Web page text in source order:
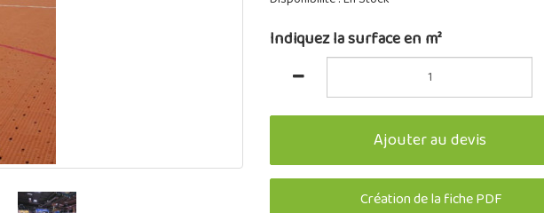
Indiquez la surface en m²
Ajouter au devis
Création de la fiche PDF